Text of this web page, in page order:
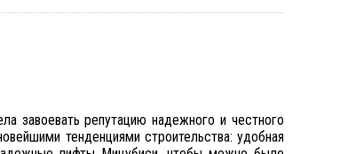
завоевать репутацию надежного и честного
тенденциями строительства: удобная